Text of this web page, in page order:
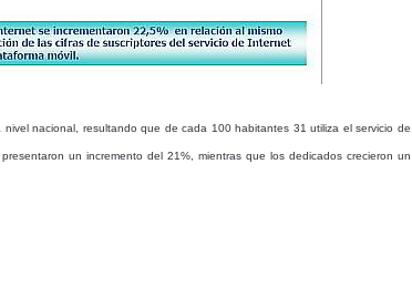
nacional, resultando que de cada 100 habitantes 31 utiliza el servicio de
un incremento del 21%, mientras que los dedicados crecieron un